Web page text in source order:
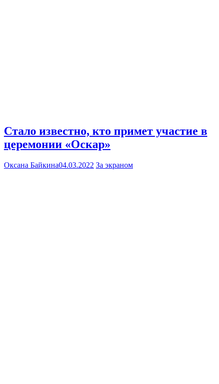
Стало известно, кто примет участие в
церемонии «Оскар»
Оксана Байкина04.03.2022 За экраном